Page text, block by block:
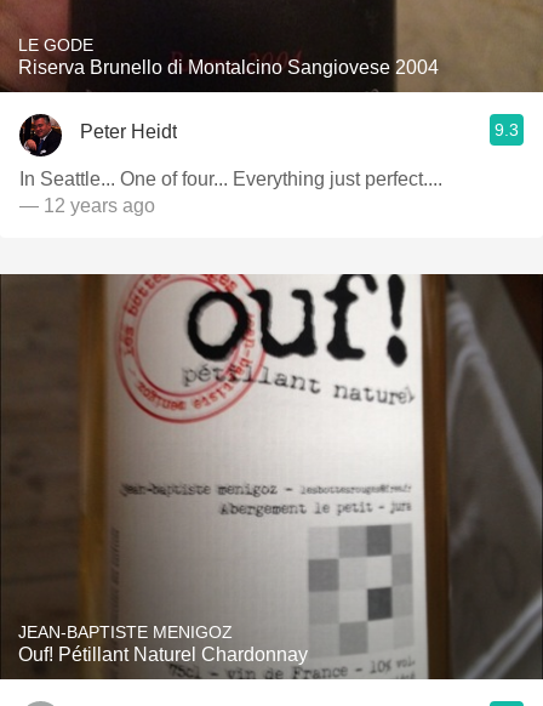
LE GODE
Riserva Brunello di Montalcino Sangiovese 2004
Peter Heidt 9.3
In Seattle... One of four... Everything just perfect....
— 12 years ago
JEAN-BAPTISTE MENIGOZ
Ouf! Pétillant Naturel Chardonnay